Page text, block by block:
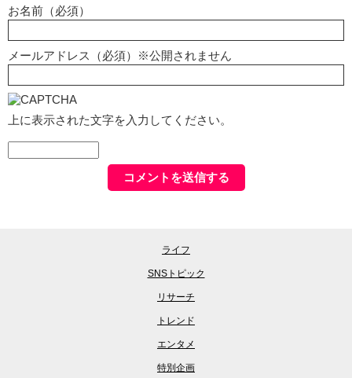
お名前（必須）
メールアドレス（必須）※公開されません
上に表示された文字を入力してください。
ライフ
SNSトピック
リサーチ
トレンド
エンタメ
特別企画